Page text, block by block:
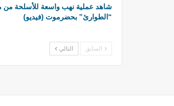
شاهد عملية نهب واسعة للأسلحة
“الطوارئ” بحضرموت (فيديو)
السابق التالي